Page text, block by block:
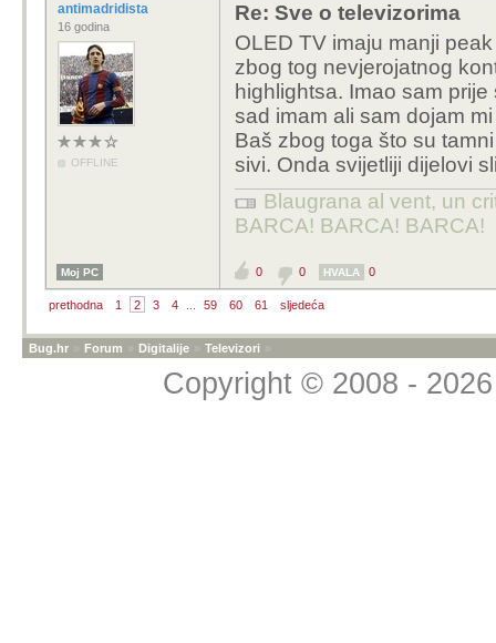
antimadridista
16 godina
OFFLINE
Re: Sve o televizorima
OLED TV imaju manji
zbog tog nevjerojatnog
highlightsa. Imao sam
sad imam ali sam dojam
Baš zbog toga što su
sivi. Onda svijetliji dijelovi
Blaugrana al vent, un
BARCA! BARCA! BARCA!
Moj PC 0 0 HVALA 0
prethodna 1 2 3 4 59 60 61 sljedeća
Bug.hr » Forum » Digitalije » Televizori »
Copyright © 2008 -